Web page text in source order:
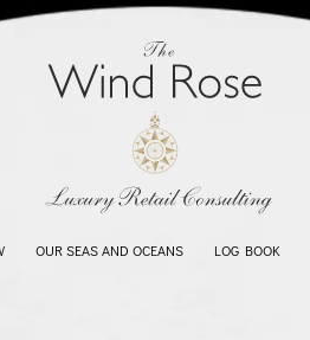
OUR SEAS AND OCEANS LOG BOOK